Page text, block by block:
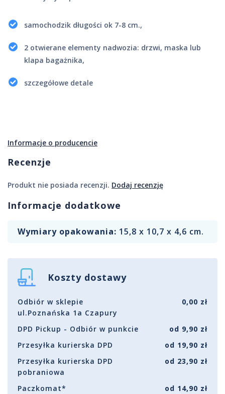
samochodzik długości ok 7-8 cm.,
2 otwierane elementy nadwozia: drzwi, maska lub
klapa bagażnika,
szczegółowe detale
Informacje o producencie
Recenzje
Produkt nie posiada recenzji. Dodaj recenzję
Informacje dodatkowe
Wymiary opakowania: 15,8 x 10,7 x 4,6 cm.
Koszty dostawy
Odbiór w sklepie
ul.Poznańska 1a Czapury
0,00 zł
DPD Pickup - Odbiór w punkcie
od 9,90 zł
Przesyłka kurierska DPD
od 19,90 zł
Przesyłka kurierska DPD
pobraniowa
od 23,90 zł
Paczkomat*
od 14,90 zł